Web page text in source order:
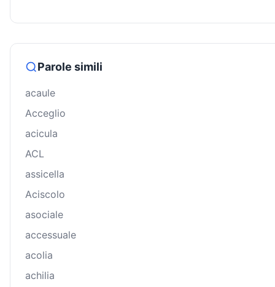
Parole simili
acaule
Acceglio
acicula
ACL
assicella
Aciscolo
asociale
accessuale
acolia
achilia